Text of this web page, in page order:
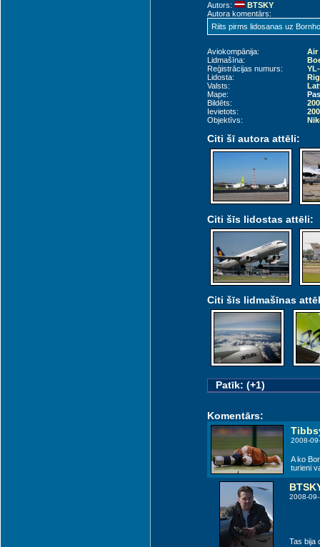
Autors:
BTSKY
Autora komentārs:
Riits pirms lidosanas uz
Aviokompānija:
Air
Lidmašīna:
Reģistrācijas numurs:
Lidosta:
Valsts:
Mape:
Bildēts:
Ievietots:
Objektīvs:
Citi šī autora attēli:
Citi šīs lidostas attēli:
Citi šīs lidmašīnas
Patīk: (+1)
Komentārs:
2008-
A ko
turieni
2008-
Tas bija